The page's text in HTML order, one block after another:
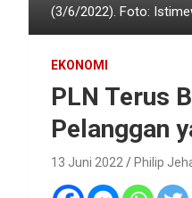
(3/6/2022). Foto:
EKONOMI
PLN Terus
Pelanggan
13 Juni 2022 Philip